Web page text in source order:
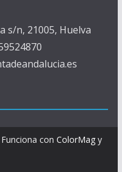
s/n, 21005, Huelva
Funciona con ColorMagy